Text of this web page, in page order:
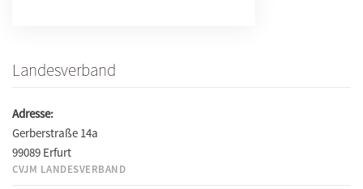
Landesverband
Adresse:
Gerberstraße 14a
99089 Erfurt
CVJM LANDESVERBAND